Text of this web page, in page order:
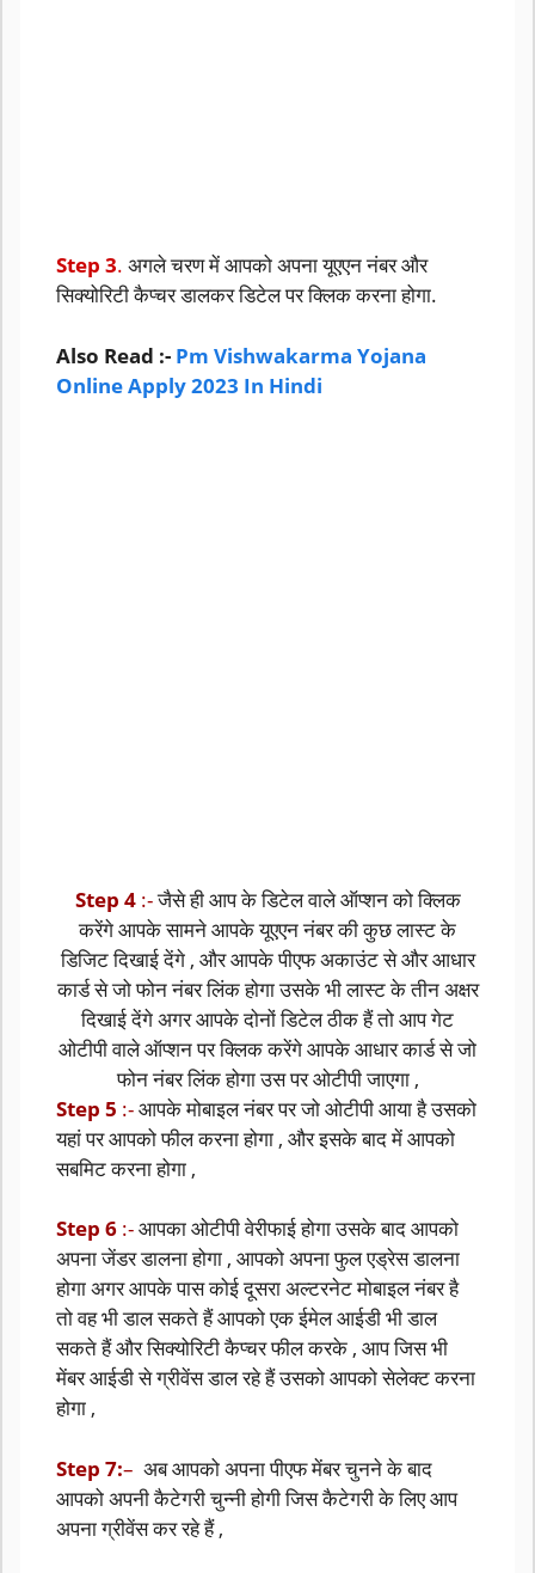
Step 3. अगले चरण में आपको अपना यूएएन नंबर और
सिक्योरिटी कैप्चर डालकर डिटेल पर क्लिक करना होगा.
Also Read :- Pm Vishwakarma Yojana
Online Apply 2023 In Hindi
Step 4:-जैसे ही आप के डिटेल वाले ऑप्शन को क्लिक
करेंगे आपके सामने आपके यूएएन नंबर की कुछ लास्ट के
डिजिट दिखाई देंगे , और आपके पीएफ अकाउंट से और आधार
कार्ड से जो फोन नंबर लिंक होगा उसके भी लास्ट के तीन अक्षर
दिखाई देंगे अगर आपके दोनों डिटेल ठीक हैं तो आप गेट
ओटीपी वाले ऑप्शन पर क्लिक करेंगे आपके आधार कार्ड से जो
फोन नंबर लिंक होगा उस पर ओटीपी जाएगा ,
Step 5 :-आपके मोबाइल नंबर पर जो ओटीपी आया है उसको
यहां पर आपको फील करना होगा , और इसके बाद में आपको
सबमिट करना होगा ,
Step 6 :-आपका ओटीपी वेरीफाई होगा उसके बाद आपको
अपना जेंडर डालना होगा , आपको अपना फुल एड्रेस डालना
होगा अगर आपके पास कोई दूसरा अल्टरनेट मोबाइल नंबर है
तो वह भी डाल सकते हैं आपको एक ईमेल आईडी भी डाल
सकते हैं और सिक्योरिटी कैप्चर फील करके , आप जिस भी
मेंबर आईडी से ग्रीवेंस डाल रहे हैं उसको आपको सेलेक्ट करना
होगा ,
Step 7:– अब आपको अपना पीएफ मेंबर चुनने के बाद
आपको अपनी कैटेगरी चुन्नी होगी जिस कैटेगरी के लिए आप
अपना ग्रीवेंस कर रहे हैं ,